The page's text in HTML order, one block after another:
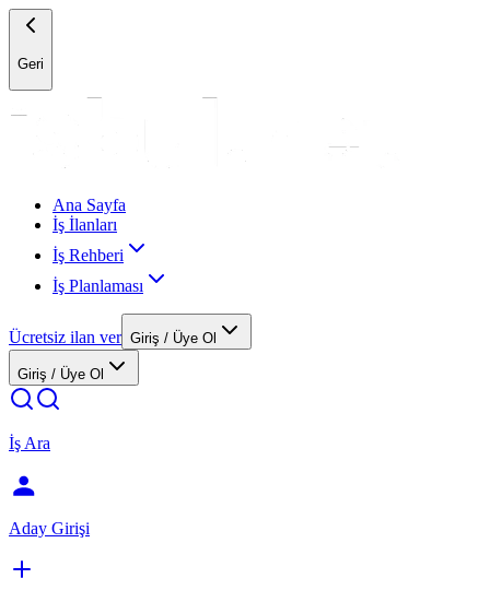
Geri
Ana Sayfa
İş İlanları
İş Rehberi
İş Planlaması
Ücretsiz ilan ver Giriş / Üye Ol
Giriş / Üye Ol
İş Ara
Aday Girişi